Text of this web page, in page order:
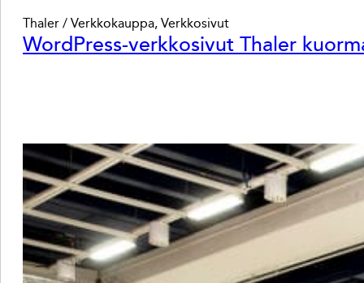
Thaler / Verkkokauppa, Verkkosivut
WordPress-verkkosivut Thaler